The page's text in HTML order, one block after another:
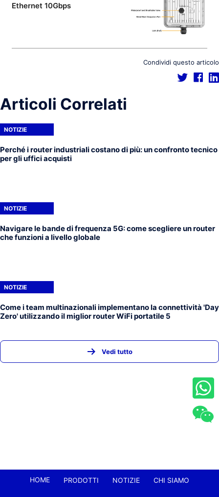
Ethernet 10Gbps
Condividi questo articolo
Articoli Correlati
NOTIZIE
Perché i router industriali costano di più: un confronto tecnico
per gli uffici acquisti
NOTIZIE
Navigare le bande di frequenza 5G: come scegliere un router
che funzioni a livello globale
NOTIZIE
Come i team multinazionali implementano la connettività 'Day
Zero' utilizzando il miglior router WiFi portatile 5
Vedi tutto
HOME PRODOTTI NOTIZIE CHI SIAMO